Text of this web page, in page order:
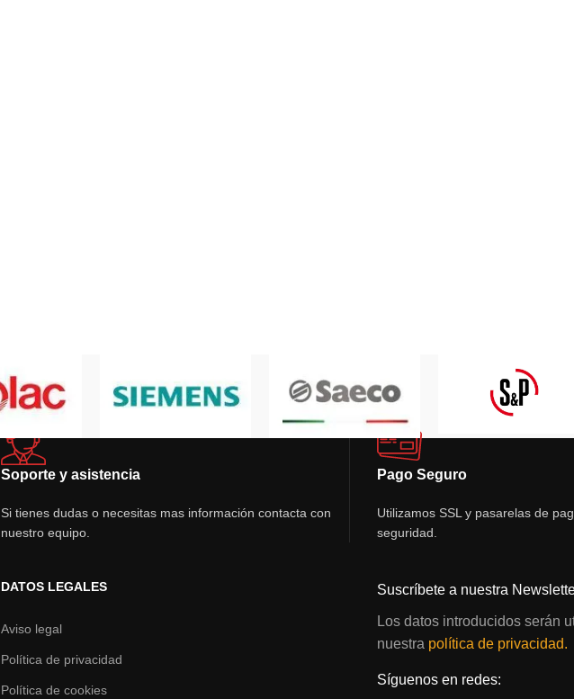
Soporte y asistencia
Si tienes dudas o necesitas mas información contacta con
nuestro equipo.
Pago Seguro
Utilizamos SSL y pasarelas de
seguridad.
DATOS LEGALES
Aviso legal
Política de privacidad
Política de cookies
Suscríbete a nuestra
Los datos introducidos serán
nuestra política de privacidad.
Síguenos en redes: